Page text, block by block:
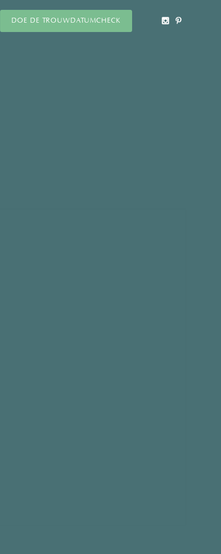
DOE DE TROUWDATUMCHECK